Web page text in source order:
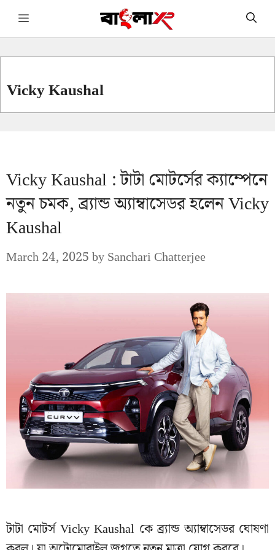
Skip Menu
Vicky Kaushal
Vicky Kaushal : টাটা মোটর্সের ক্যাম্পেনে
নতুন চমক, ব্র্যান্ড অ্যাম্বাসেডর হলেন Vicky
Kaushal
March 24, 2025bySanchari Chatterjee
টাটা মোটর্স Vicky Kaushal কে ব্র্যান্ড অ্যাম্বাসেডর ঘোষণা